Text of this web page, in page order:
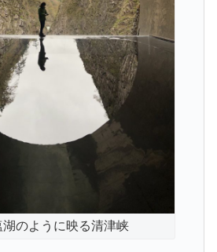
湖のように映る清津峡